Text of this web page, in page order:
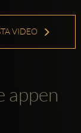
VIDEO
appen